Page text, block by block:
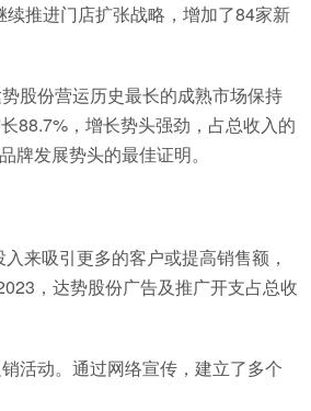
推进门店扩张战略，增加了84家新
股份营运历史最长的成熟市场保持
88.7%，增长势头强劲，占总收入的
发展势头的最佳证明。
来吸引更多的客户或提高销售额，
，达势股份广告及推广开支占总收
活动。通过网络宣传，建立了多个